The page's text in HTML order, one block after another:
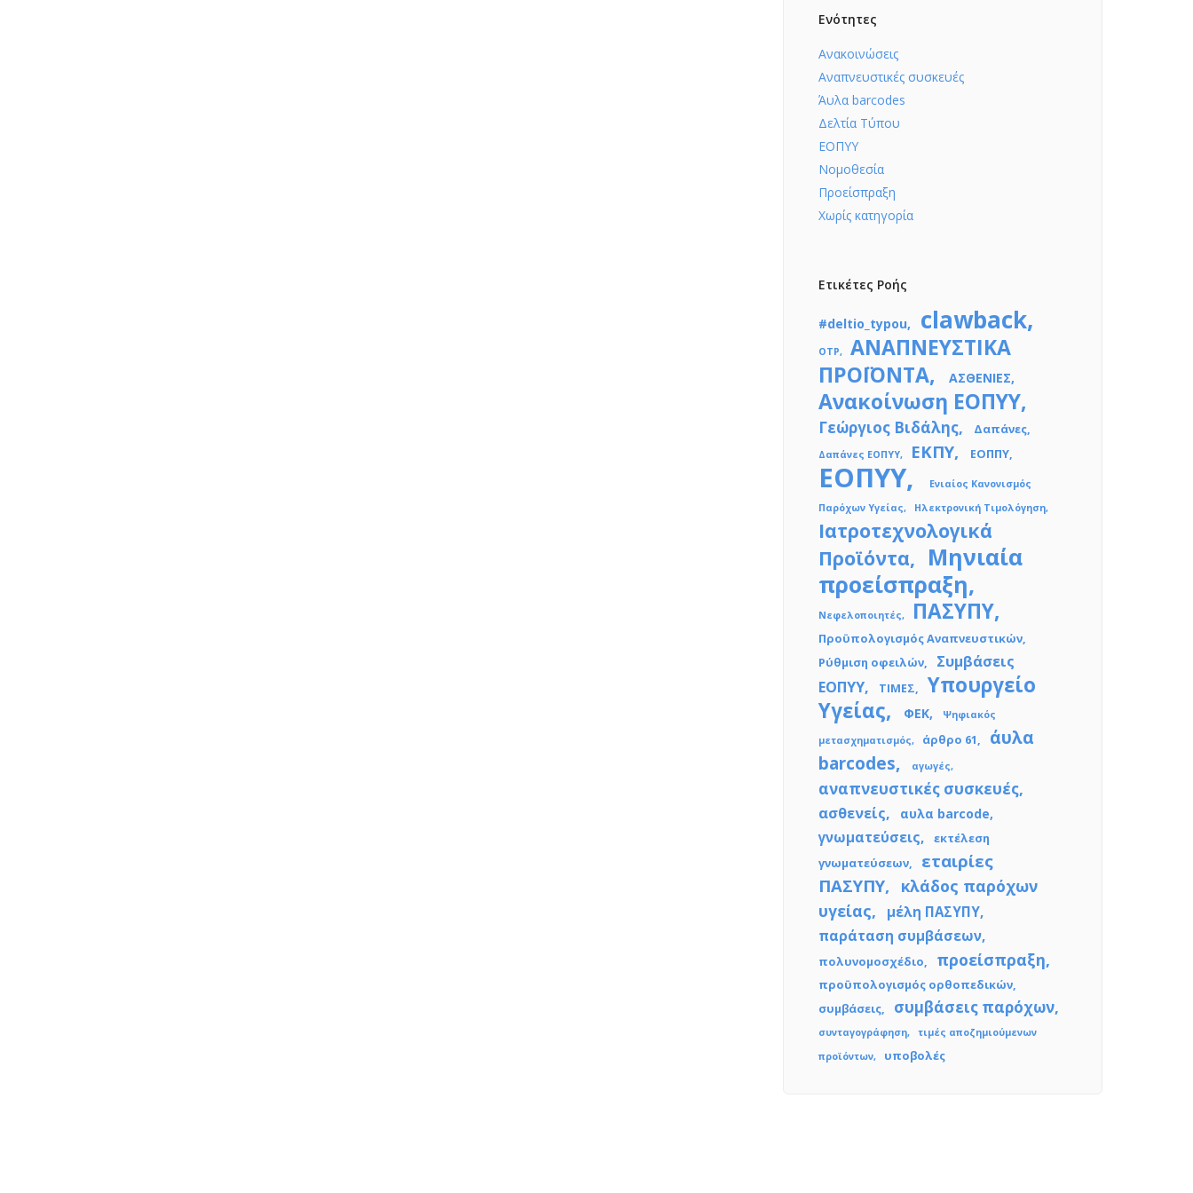
Ενότητες
Ανακοινώσεις
Αναπνευστικές συσκευές
Άυλα barcodes
Δελτία Τύπου
ΕΟΠΥΥ
Νομοθεσία
Προείσπραξη
Χωρίς κατηγορία
Ετικέτες Ροής
#deltio_typou clawback
OTP
ΑΝΑΠΝΕΥΣΤΙΚΑ
ΠΡΟΪΟΝΤΑ
ΑΣΘΕΝΙΕΣ
Ανακοίνωση ΕΟΠΥΥ
Γεώργιος Βιδάλης Δαπάνες
Δαπάνες ΕΟΠΥΥ ΕΚΠΥ ΕΟΠΠΥ
ΕΟΠΥΥ
Ενιαίος Κανονισμός
Παρόχων Υγείας
Ηλεκτρονική Τιμολόγηση
Ιατροτεχνολογικά
Προϊόντα
Μηνιαία
προείσπραξη
Νεφελοποιητές ΠΑΣΥΠΥ
Προϋπολογισμός Αναπνευστικών
Ρύθμιση οφειλών
Συμβάσεις
ΕΟΠΥΥ
ΤΙΜΕΣ
Υπουργείο
Υγείας
ΦΕΚ Ψηφιακός
μετασχηματισμός άρθρο 61
άυλα
barcodes
αγωγές
αναπνευστικές συσκευές
ασθενείς αυλα barcode
γνωματεύσεις
εκτέλεση
γνωματεύσεων
εταιρίες
ΠΑΣΥΠΥ
κλάδος παρόχων
υγείας
μέλη ΠΑΣΥΠΥ
παράταση συμβάσεων
πολυνομοσχέδιο προείσπραξη
προϋπολογισμός ορθοπεδικών
συμβάσεις
συμβάσεις παρόχων
συνταγογράφηση
τιμές αποζημιούμενων
προϊόντων
υποβολές